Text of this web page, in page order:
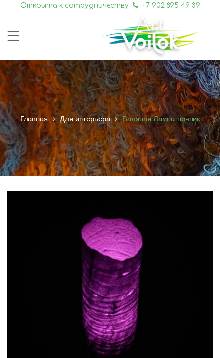
Открыта к сотрудничеству +7 902 895 49 39
Главная Для интерьера Валяная Лампа-ночник